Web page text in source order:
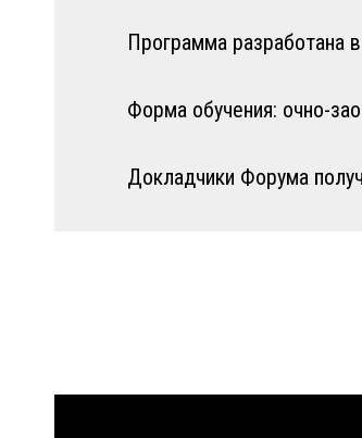
Программа разработана
Форма обучения: очно-
Докладчики Форума